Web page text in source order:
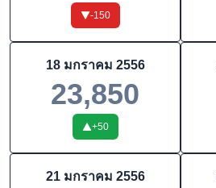
-150
18 มกราคม 2556
23,850
+50
21 มกราคม 2556